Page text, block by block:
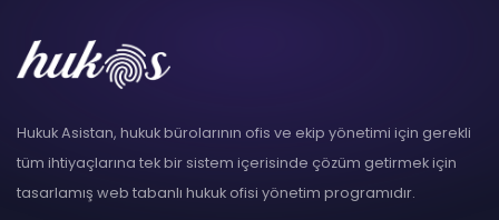
Hukuk Asistan, hukuk bürolarının ofis ve ekip yönetimi için gerekli
tüm ihtiyaçlarına tek bir sistem içerisinde çözüm getirmek için
tasarlamış web tabanlı hukuk ofisi yönetim programıdır.